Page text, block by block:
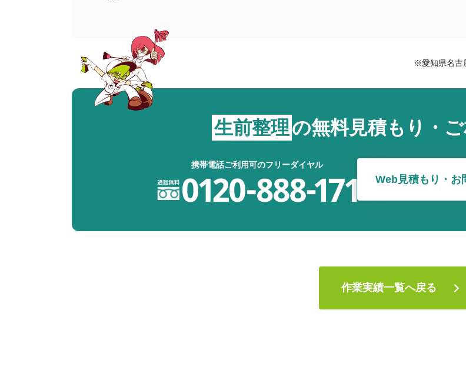
※愛知県名古
生前整理の無料見積もり・
携帯電話ご利用可のフリーダイヤル
Web見積もり・お
作業実績一覧へ戻る